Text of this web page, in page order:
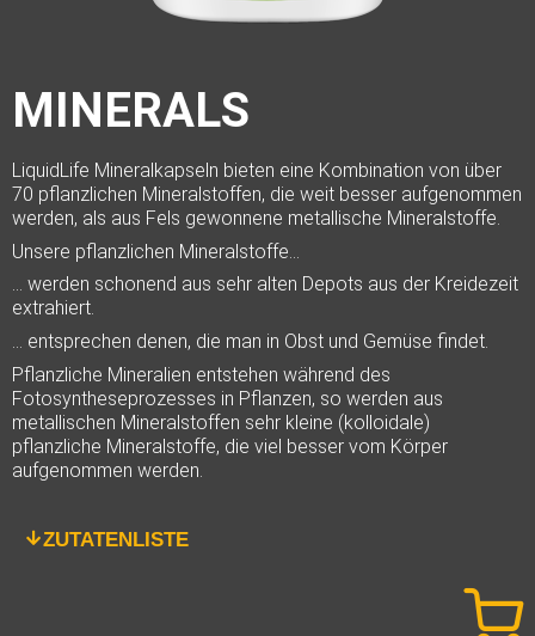
MINERALS
LiquidLife Mineralkapseln bieten eine Kombination von über
70 pflanzlichen Mineralstoffen, die weit besser aufgenommen
werden, als aus Fels gewonnene metallische Mineralstoffe.
Unsere pflanzlichen Mineralstoffe…
… werden schonend aus sehr alten Depots aus der Kreidezeit
extrahiert.
… entsprechen denen, die man in Obst und Gemüse findet.
Pflanzliche Mineralien entstehen während des
Fotosyntheseprozesses in Pflanzen, so werden aus
metallischen Mineralstoffen sehr kleine (kolloidale)
pflanzliche Mineralstoffe, die viel besser vom Körper
aufgenommen werden.
ZUTATENLISTE